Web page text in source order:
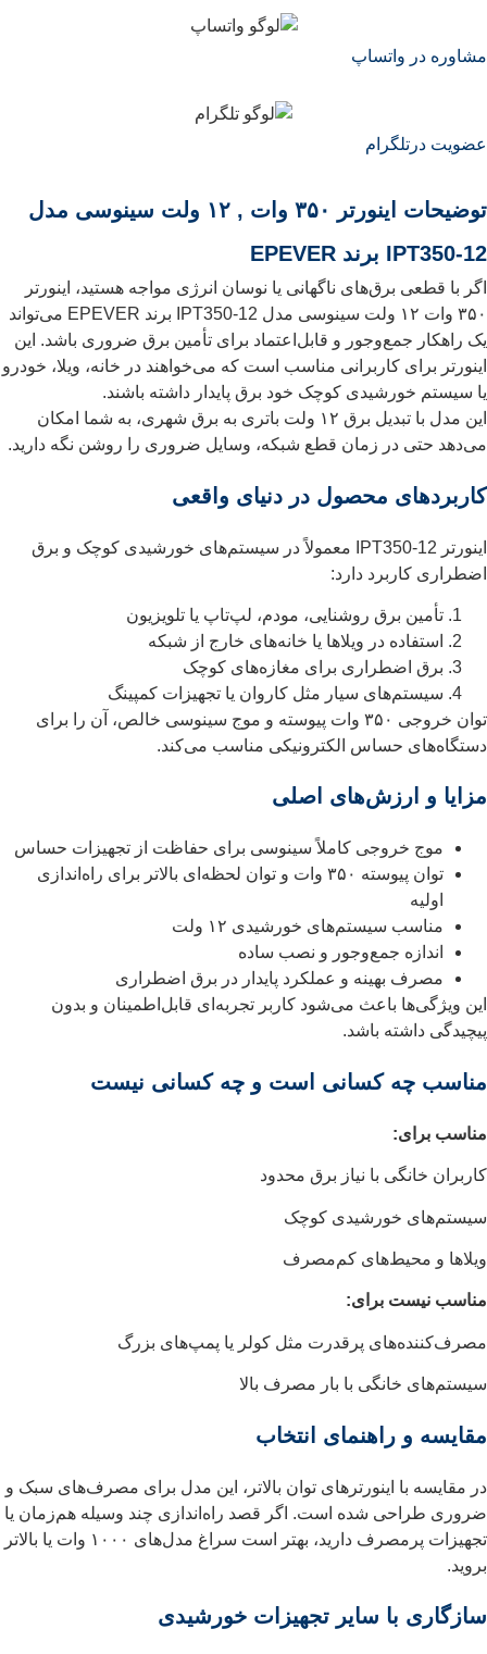
مشاوره در واتساپ
عضویت درتلگرام
توضیحات اینورتر ۳۵۰ وات , ۱۲ ولت سینوسی مدل
IPT350-12 برند EPEVER
اگر با قطعی برق‌های ناگهانی یا نوسان انرژی مواجه هستید، اینورتر
۳۵۰ وات ۱۲ ولت سینوسی مدل IPT350-12 برند EPEVER می‌تواند
یک راهکار جمع‌وجور و قابل‌اعتماد برای تأمین برق ضروری باشد. این
اینورتر برای کاربرانی مناسب است که می‌خواهند در خانه، ویلا، خودرو
یا سیستم خورشیدی کوچک خود برق پایدار داشته باشند.
این مدل با تبدیل برق ۱۲ ولت باتری به برق شهری، به شما امکان
می‌دهد حتی در زمان قطع شبکه، وسایل ضروری را روشن نگه دارید.
کاربردهای محصول در دنیای واقعی
اینورتر IPT350-12 معمولاً در سیستم‌های خورشیدی کوچک و برق
اضطراری کاربرد دارد:
تأمین برق روشنایی، مودم، لپ‌تاپ یا تلویزیون
استفاده در ویلاها یا خانه‌های خارج از شبکه
برق اضطراری برای مغازه‌های کوچک
سیستم‌های سیار مثل کاروان یا تجهیزات کمپینگ
توان خروجی ۳۵۰ وات پیوسته و موج سینوسی خالص، آن را برای
دستگاه‌های حساس الکترونیکی مناسب می‌کند.
مزایا و ارزش‌های اصلی
موج خروجی کاملاً سینوسی برای حفاظت از تجهیزات حساس
توان پیوسته ۳۵۰ وات و توان لحظه‌ای بالاتر برای راه‌اندازی
اولیه
مناسب سیستم‌های خورشیدی ۱۲ ولت
اندازه جمع‌وجور و نصب ساده
مصرف بهینه و عملکرد پایدار در برق اضطراری
این ویژگی‌ها باعث می‌شود کاربر تجربه‌ای قابل‌اطمینان و بدون
پیچیدگی داشته باشد.
مناسب چه کسانی است و چه کسانی نیست
مناسب برای:
کاربران خانگی با نیاز برق محدود
سیستم‌های خورشیدی کوچک
ویلاها و محیط‌های کم‌مصرف
مناسب نیست برای:
مصرف‌کننده‌های پرقدرت مثل کولر یا پمپ‌های بزرگ
سیستم‌های خانگی با بار مصرف بالا
مقایسه و راهنمای انتخاب
در مقایسه با اینورترهای توان بالاتر، این مدل برای مصرف‌های سبک و
ضروری طراحی شده است. اگر قصد راه‌اندازی چند وسیله هم‌زمان یا
تجهیزات پرمصرف دارید، بهتر است سراغ مدل‌های ۱۰۰۰ وات یا بالاتر
بروید.
سازگاری با سایر تجهیزات خورشیدی